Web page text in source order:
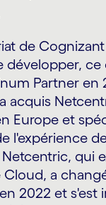
de
développer,
Partner en
acquis
Europe et
l'expérience
qui
Cloud, a
2022 et s'est